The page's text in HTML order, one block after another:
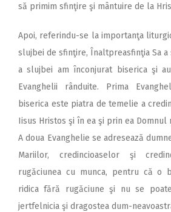
să primim sfinţire şi mântuire de la
Apoi, referindu-se la importanţa
slujbei de sfinţire, Înaltpreasfinţia Sa a
a slujbei am înconjurat biserica şi
Evanghelii rânduite. Prima
biserica este piatra de temelie a
Iisus Hristos şi în ea şi prin ea Domnul
A doua Evanghelie se adresează
Mariilor, credincioaselor şi
rugăciunea cu munca, pentru că o
ridica fără rugăciune şi nu se
jertfelnicia şi dragostea dum-